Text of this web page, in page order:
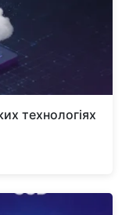
технологіях